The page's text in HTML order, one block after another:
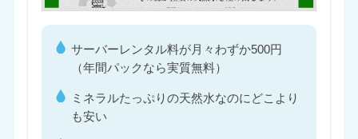
サーバーレンタル料が月々わずか500円
（年間パックなら実質無料）
ミネラルたっぷりの天然水なのにどこより
も安い